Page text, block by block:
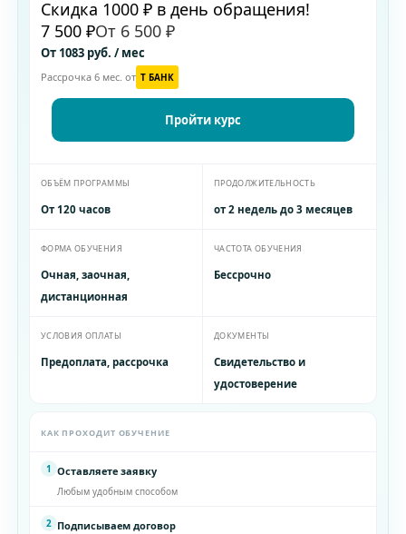
Скидка 1000 ₽ в день обращения!
7 500 ₽От 6 500 ₽
От 1083 руб. / мес
Рассрочка 6 мес. от T БАНК
Пройти курс
ОБЪЁМ ПРОГРАММЫ
От 120 часов
ПРОДОЛЖИТЕЛЬНОСТЬ
от 2 недель до 3 месяцев
ФОРМА ОБУЧЕНИЯ
Очная, заочная,
дистанционная
ЧАСТОТА ОБУЧЕНИЯ
Бессрочно
УСЛОВИЯ ОПЛАТЫ
Предоплата, рассрочка
ДОКУМЕНТЫ
Свидетельство и
удостоверение
КАК ПРОХОДИТ ОБУЧЕНИЕ
1 Оставляете заявку
Любым удобным способом
2 Подписываем договор